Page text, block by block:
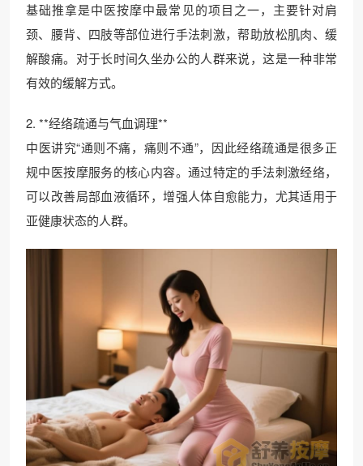
基础推拿是中医按摩中最常见的项目之一，主要针对肩
颈、腰背、四肢等部位进行手法刺激，帮助放松肌肉、缓
解酸痛。对于长时间久坐办公的人群来说，这是一种非常
有效的缓解方式。
2. **经络疏通与气血调理**
中医讲究“通则不痛，痛则不通”，因此经络疏通是很多正
规中医按摩服务的核心内容。通过特定的手法刺激经络，
可以改善局部血液循环，增强人体自愈能力，尤其适用于
亚健康状态的人群。